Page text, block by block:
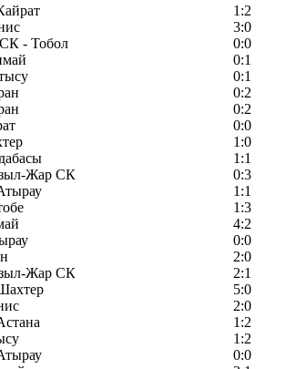
1:2
3:0
- Тобол
0:0
0:1
0:1
0:2
0:2
0:0
1:0
1:1
Жар СК
0:3
1:1
1:3
4:2
0:0
2:0
Жар СК
2:1
5:0
2:0
1:2
1:2
0:0